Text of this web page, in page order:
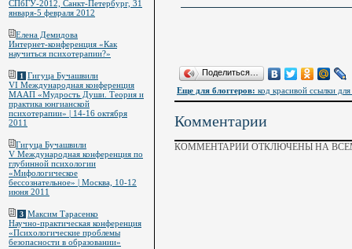
Поделиться…
Еще для блоггеров: код красивой ссылки для
Комментарии
КОММЕНТАРИИ ОТКЛЮЧЕНЫ НА
СПбГУ-2012, Санкт-Петербург, 31
января-5 февраля 2012
Елена Демидова
Интернет-конференция «Как
научиться психотерапии?»
1 Гигуца Бучашвили
VI Международная конференция
МААП «Мудрость Души. Теория и
практика юнгианской
психотерапии» | 14-16 октября
2011
Гигуца Бучашвили
V Международная конференция по
глубинной психологии
«Мифологическое
бессознательное» | Москва, 10-12
июня 2011
3 Максим Тарасенко
Научно-практическая конференция
«Психологические проблемы
безопасности в образовании»